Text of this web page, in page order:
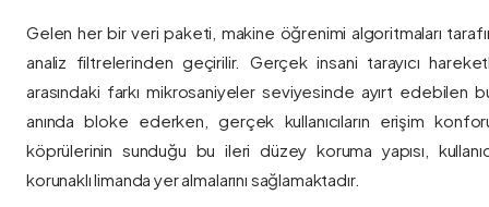
Gelen her bir veri paketi, makine öğrenimi algoritmaları
analiz filtrelerinden geçirilir. Gerçek insani tarayıcı
arasındaki farkı mikrosaniyeler seviyesinde ayırt edebilen
anında bloke ederken, gerçek kullanıcıların erişim
köprülerinin sunduğu bu ileri düzey koruma yapısı,
korunaklı limanda yer almalarını sağlamaktadır.